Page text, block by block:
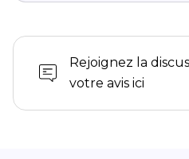
Rejoignez la
votre avis ici